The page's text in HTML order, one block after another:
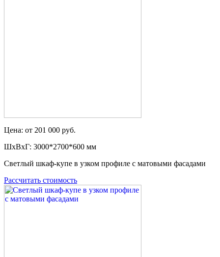
Цена: от 201 000 руб.
ШxВxГ: 3000*2700*600 мм
Светлый шкаф-купе в узком профиле с матовыми фасадами
Рассчитать стоимость